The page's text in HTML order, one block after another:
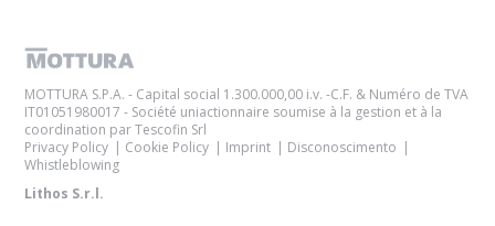
MOTTURA S.P.A. - Capital social 1.300.000,00 i.v. -C.F. & Numéro de TVA
IT01051980017 - Société uniactionnaire soumise à la gestion et à la
coordination par Tescofin Srl
Privacy Policy
Cookie Policy Imprint
Disconoscimento
Whistleblowing
Lithos S.r.l.